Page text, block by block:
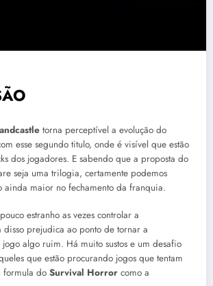
torna perceptível a evolução do
esse segundo titulo, onde é visível que estão
dos jogadores. E sabendo que a proposta do
seja uma trilogia, certamente podemos
ainda maior no fechamento da franquia.
estranho as vezes controlar a
disso prejudica ao ponto de tornar a
algo ruim. Há muito sustos e um desafio
que estão procurando jogos que tentam
formula do Survival Horror como a